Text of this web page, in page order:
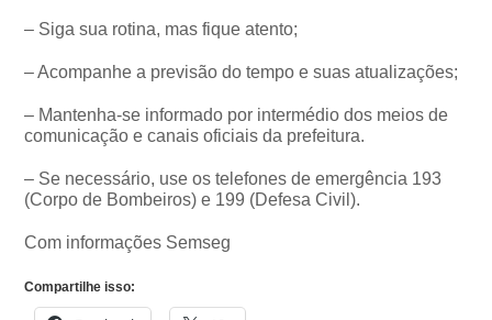
– Siga sua rotina, mas fique atento;
– Acompanhe a previsão do tempo e suas atualizações;
– Mantenha-se informado por intermédio dos meios de
comunicação e canais oficiais da prefeitura.
– Se necessário, use os telefones de emergência 193
(Corpo de Bombeiros) e 199 (Defesa Civil).
Com informações Semseg
Compartilhe isso: